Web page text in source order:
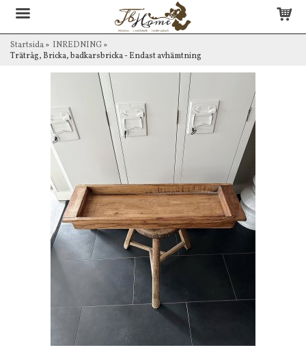
Startsida» INREDNING»
Trätråg, Bricka, badkarsbricka - Endast avhämtning